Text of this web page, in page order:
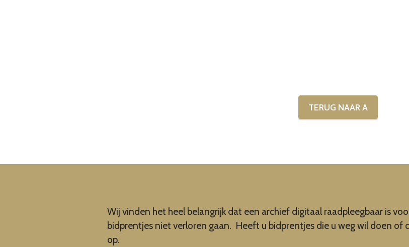
TERUG NAAR A
Wij vinden het heel belangrijk dat een archief digitaal raadpleegbaar is
bidprentjes niet verloren gaan. Heeft u bidprentjes die u weg wil doen of
op.